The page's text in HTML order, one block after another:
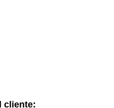
cliente: